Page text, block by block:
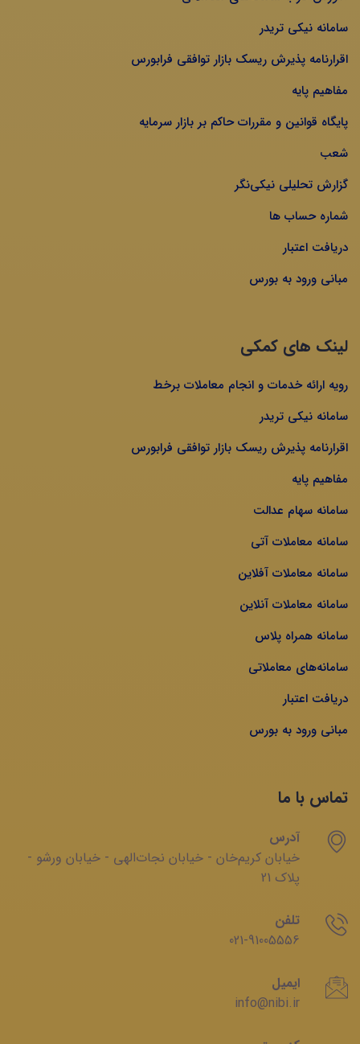
سامانه نیکی تریدر
اقرارنامه پذیرش ریسک بازار توافقی فرابورس
مفاهیم پایه
پایگاه قوانین و مقررات حاکم بر بازار سرمایه
شعب
گزارش تحلیلی نیکی‌نگر
شماره حساب ها
دریافت اعتبار
مبانی ورود به بورس
لینک های کمکی
رویه ارائه خدمات و انجام معاملات برخط
سامانه نیکی تریدر
اقرارنامه پذیرش ریسک بازار توافقی فرابورس
مفاهیم پایه
سامانه سهام عدالت
سامانه معاملات آتی
سامانه معاملات آفلاین
سامانه معاملات آنلاین
سامانه همراه پلاس
سامانه‌های معاملاتی
دریافت اعتبار
مبانی ورود به بورس
تماس با ما
آدرس
خیابان‌ کریم‌‌خان - خیابان ‌نجات‌الهی - خیابان ‌ورشو -
پلاک 21
تلفن
021-91005556
ایمیل
info@nibi.ir